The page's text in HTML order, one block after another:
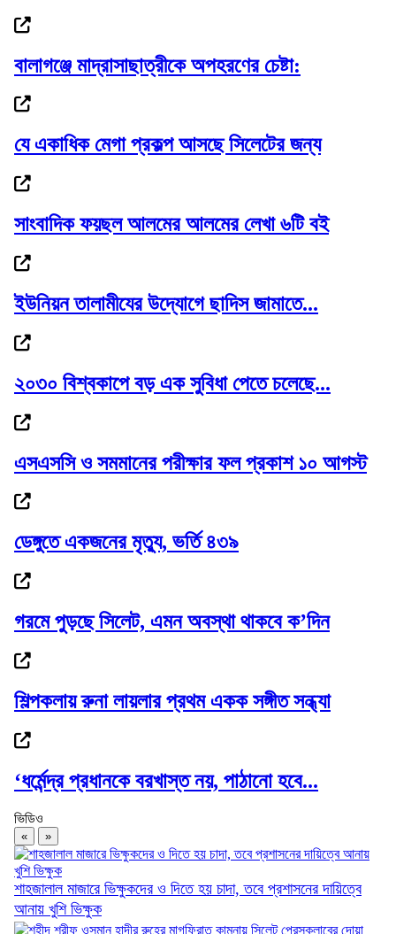
রোমে লেবানন-ইসরাইল সপ্তম দফার চূড়ান্ত বৈঠক,...
আবারও লন্ডন যাচ্ছেন ইলিয়াস: রোজিনা
সিলেট ভার্থখলা ,দক্ষিণ সুরমা সিতারা বেকারীকে...
১ কিলোমিটার কাদা-পানি পেরিয়ে পলাতক...
১৮নং ওয়ার্ড বিএনপির উদ্যোগে মতবিনিময় ও...
দাবি আদায় না হওয়া পর্যন্ত আন্দোলন চলবে:...
ফ্যামিলি কার্ডের আনুষ্ঠানিক উদ্বোধন ১৬ আগস্ট
বালাগঞ্জে মাদ্রাসাছাত্রীকে অপহরণের চেষ্টা:
যে একাধিক মেগা প্রকল্প আসছে সিলেটের জন্য
সাংবাদিক ফয়ছল আলমের আলমের লেখা ৬টি বই
ইউনিয়ন তালামীযের উদ্যোগে ছাদিস জামাতে...
২০৩০ বিশ্বকাপে বড় এক সুবিধা পেতে চলেছে...
এসএসসি ও সমমানের পরীক্ষার ফল প্রকাশ ১০ আগস্ট
ডেঙ্গুতে একজনের মৃত্যু, ভর্তি ৪৩৯
গরমে পুড়ছে সিলেট, এমন অবস্থা থাকবে ক’দিন
শিল্পকলায় রুনা লায়লার প্রথম একক সঙ্গীত সন্ধ্যা
‘ধর্মেন্দ্র প্রধানকে বরখাস্ত নয়, পাঠানো হবে...
ভিডিও
« »
শাহজালাল মাজারে ভিক্ষুকদের ও দিতে হয় চাদা, তবে প্রশাসনের দায়িত্বে
আনায় খুশি ভিক্ষুক